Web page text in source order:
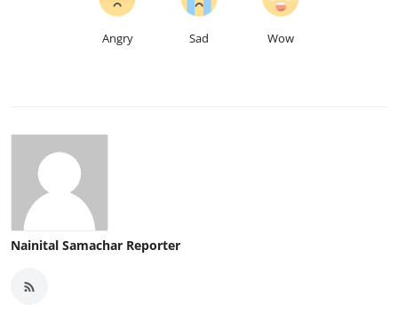
Angry Sad Wow
Nainital Samachar Reporter